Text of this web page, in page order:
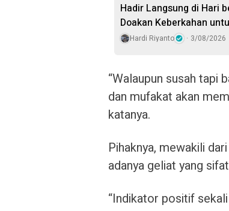
Hadir Langsung di Hari
Doakan Keberkahan
Hardi Riyanto 3/08/2026
“Walaupun susah tapi
dan mufakat akan
katanya.
Pihaknya, mewakili
adanya geliat yang
“Indikator positif